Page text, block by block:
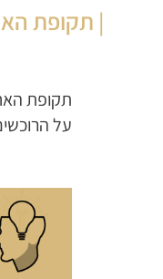
| תקופת
על